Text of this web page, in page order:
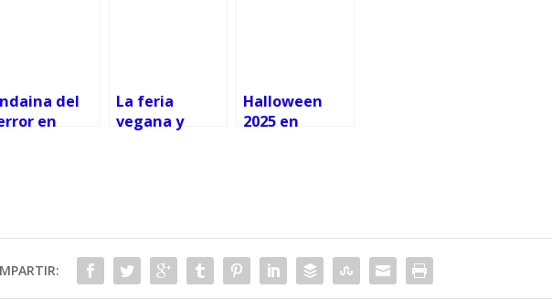
del
en
La feria
vegana y
Halloween
2025 en
públicos